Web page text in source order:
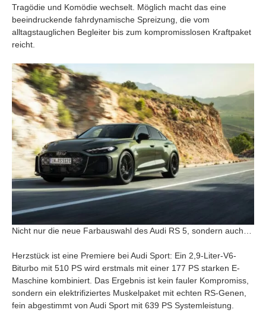
Tragödie und Komödie wechselt. Möglich macht das eine
beeindruckende fahrdynamische Spreizung, die vom
alltagstauglichen Begleiter bis zum kompromisslosen Kraftpaket
reicht.
Nicht nur die neue Farbauswahl des Audi RS 5, sondern auch…
Herzstück ist eine Premiere bei Audi Sport: Ein 2,9-Liter-V6-
Biturbo mit 510 PS wird erstmals mit einer 177 PS starken E-
Maschine kombiniert. Das Ergebnis ist kein fauler Kompromiss,
sondern ein elektrifiziertes Muskelpaket mit echten RS-Genen,
fein abgestimmt von Audi Sport mit 639 PS Systemleistung.